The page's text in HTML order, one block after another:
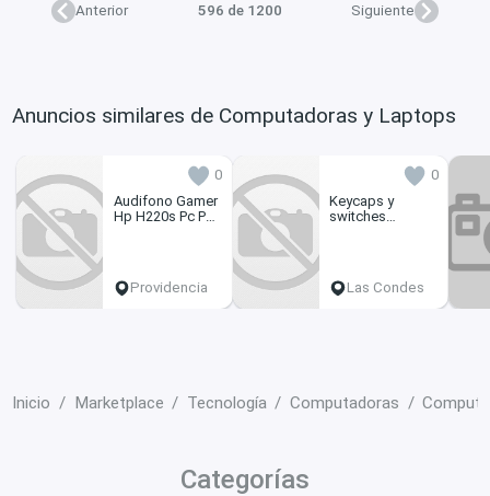
Anterior 596 de 1200 Siguiente
Anuncios similares de Computadoras y Laptops
0
Audifono Gamer
Hp H220s Pc Ps4
Providencia
0
Keycaps y
switches
Las Condes
Inicio Marketplace Tecnología Computadoras
Categorías